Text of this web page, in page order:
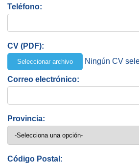
Teléfono:
CV (PDF):
Seleccionar archivo Ningún CV
Correo electrónico:
Provincia:
Código Postal: